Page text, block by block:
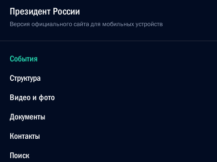
Президент России
Версия официального сайта для мобильных устройств
События
Структура
Видео и фото
Документы
Контакты
Поиск